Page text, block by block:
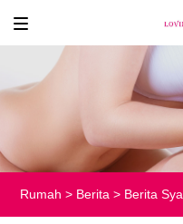
Rumah > Berita > Berita